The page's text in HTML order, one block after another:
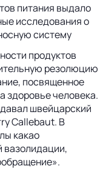
питания выдало
исследования о
систему
продуктов
резолюцию
посвященное
здоровье человека.
швейцарский
Callebaut. В
какао
вазолидации,